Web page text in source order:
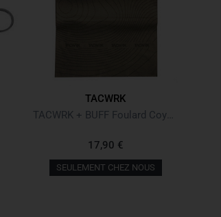
TACWRK
17,90 €
SEULEMENT CHEZ NOUS